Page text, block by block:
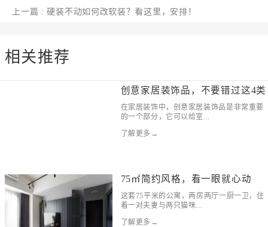
上一篇 : 硬装不动如何改软装？看这里，安排！
相关推荐
创意家居装饰品，不要错过这4类
在家居装饰中，创意家居装饰品是非常重要
的一个部分，它可以给室...
了解更多→
75㎡简约风格，看一眼就心动
这套75平米的公寓，两房两厅一厨一卫，住
着一对夫妻与两只猫咪...
了解更多→